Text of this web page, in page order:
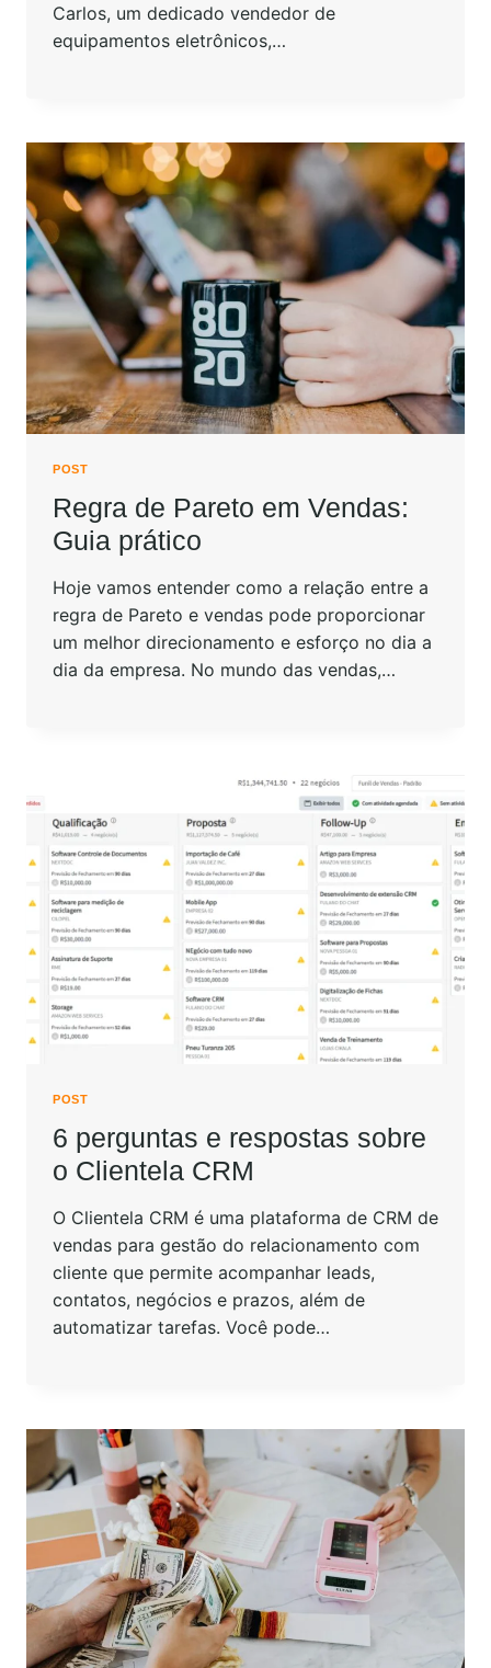
Carlos, um dedicado vendedor de
equipamentos eletrônicos,…
POST
Regra de Pareto em Vendas:
Guia prático
Hoje vamos entender como a relação entre a
regra de Pareto e vendas pode proporcionar
um melhor direcionamento e esforço no dia a
dia da empresa. No mundo das vendas,…
POST
6 perguntas e respostas sobre
o Clientela CRM
O Clientela CRM é uma plataforma de CRM de
vendas para gestão do relacionamento com
cliente que permite acompanhar leads,
contatos, negócios e prazos, além de
automatizar tarefas. Você pode…